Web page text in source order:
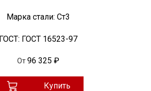
Марка стали: Ст3
ГОСТ: ГОСТ 16523-97
От96 325 ₽
Купить